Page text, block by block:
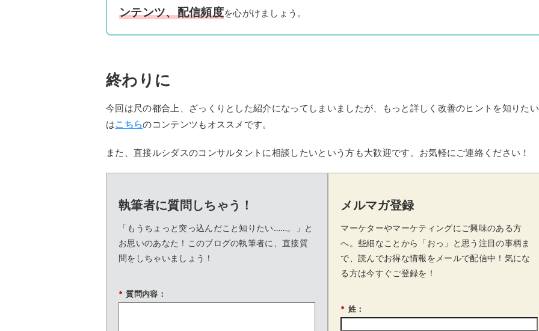
ンテンツ、配信頻度を心がけましょう。
終わりに
今回は尺の都合上、ざっくりとした紹介になってしまいましたが、もっと詳しく改善のヒントを知りた
はこちらのコンテンツもオススメです。
また、直接ルシダスのコンサルタントに相談したいという方も大歓迎です。お気軽にご連絡ください！
執筆者に質問しちゃう！
「もうちょっと突っ込んだこと知りたい……。」と
お思いのあなた！このブログの執筆者に、直接質
問をしちゃいましょう！
* 質問内容：
メルマガ登録
マーケターやマーケティングにご興味のある方
へ。些細なことから「おっ」と思う注目の事柄ま
で、読んでお得な情報をメールで配信中！気にな
る方は今すぐご登録を！
* 姓：